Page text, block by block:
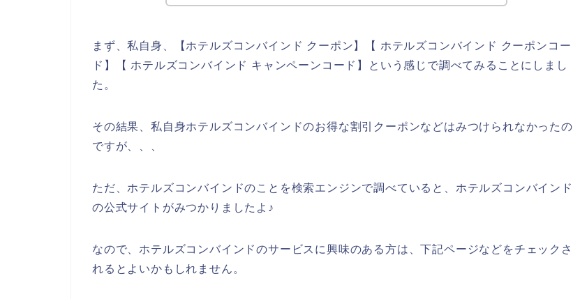
まず、私自身、【ホテルズコンバインド クーポン】【 ホテルズコンバインド クーポンコー
ド】【 ホテルズコンバインド キャンペーンコード】という感じで調べてみることにしまし
た。
その結果、私自身ホテルズコンバインドのお得な割引クーポンなどはみつけられなかったの
ですが、、、
ただ、ホテルズコンバインドのことを検索エンジンで調べていると、ホテルズコンバインド
の公式サイトがみつかりましたよ♪
なので、ホテルズコンバインドのサービスに興味のある方は、下記ページなどをチェックさ
れるとよいかもしれません。